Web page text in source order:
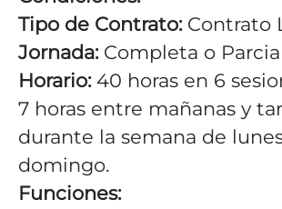
Tipo de Contrato: Contrato
Jornada: Completa o
Horario: 40 horas en 6
7 horas entre mañanas y
durante la semana de
domingo.
Funciones: